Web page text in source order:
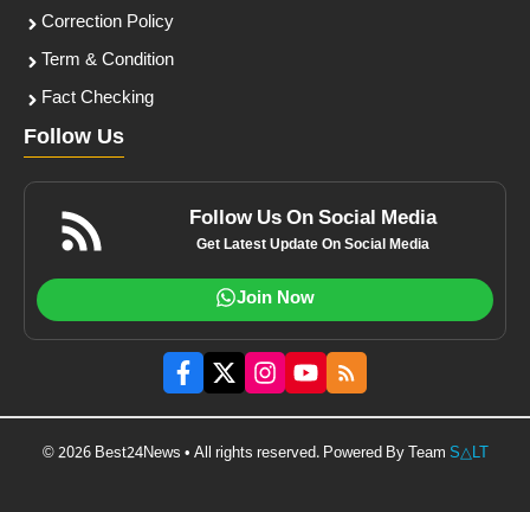
Correction Policy
Term & Condition
Fact Checking
Follow Us
Follow Us On Social Media
Get Latest Update On Social Media
Join Now
© 2026 Best24News • All rights reserved. Powered By Team S△LT